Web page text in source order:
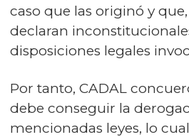
caso que las originó y
declaran
disposiciones legales
Por tanto, CADAL
debe conseguir la
mencionadas leyes, lo